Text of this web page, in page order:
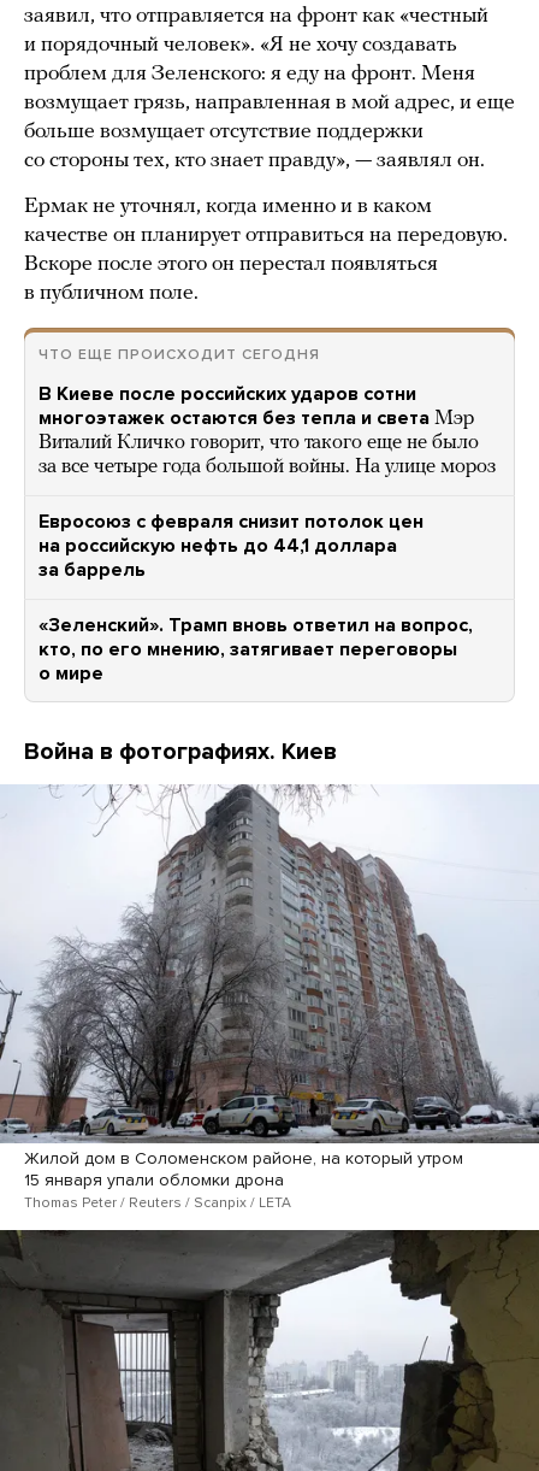
заявил, что отправляется на фронт как «честный
и порядочный человек». «Я не хочу создавать
проблем для Зеленского: я еду на фронт. Меня
возмущает грязь, направленная в мой адрес, и еще
больше возмущает отсутствие поддержки
со стороны тех, кто знает правду», — заявлял он.
Ермак не уточнял, когда именно и в каком
качестве он планирует отправиться на передовую.
Вскоре после этого он перестал появляться
в публичном поле.
ЧТО ЕЩЕ ПРОИСХОДИТ СЕГОДНЯ
В Киеве после российских ударов сотни
многоэтажек остаются без тепла и света Мэр
Виталий Кличко говорит, что такого еще не было
за все четыре года большой войны. На улице мороз
Евросоюз с февраля снизит потолок цен
на российскую нефть до 44,1 доллара
за баррель
«Зеленский». Трамп вновь ответил на вопрос,
кто, по его мнению, затягивает переговоры
о мире
Война в фотографиях. Киев
Жилой дом в Соломенском районе, на который утром
15 января упали обломки дрона
Thomas Peter / Reuters / Scanpix / LETA